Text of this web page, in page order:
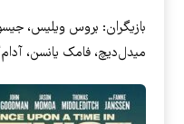
بازیگران: بروس ویلیس،
میدل‌دیچ، فامک یانسن،